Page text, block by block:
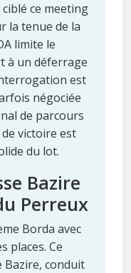
ce meeting
la tenue de la
limite le
à un déferrage
est
négociée
de parcours
victoire est
du lot.
Bazire
Perreux
Borda avec
places. Ce
Bazire, conduit